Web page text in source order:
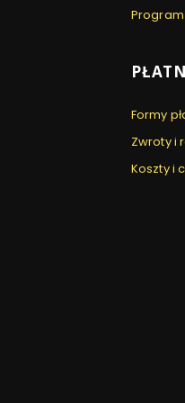
Formy
Zwroty i
Koszty i